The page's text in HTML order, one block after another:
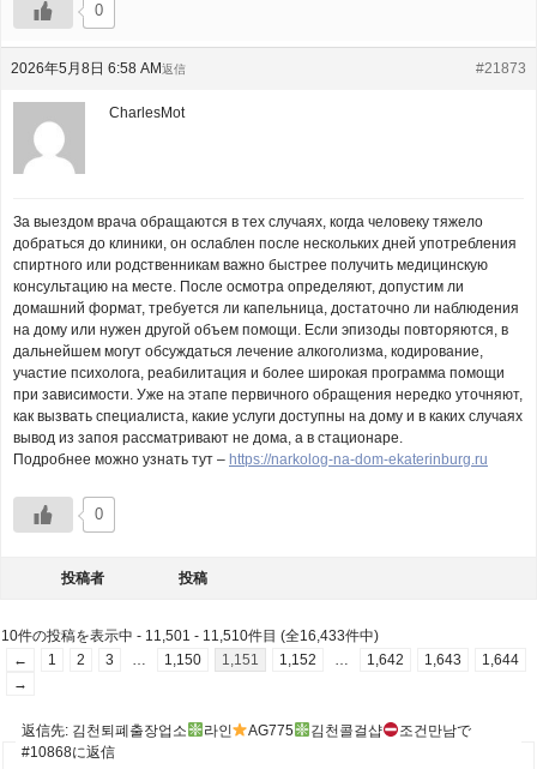
0
2026年5月8日 6:58 AM #21873
返信
CharlesMot
За выездом врача обращаются в тех случаях, когда человеку тяжело
добраться до клиники, он ослаблен после нескольких дней употребления
спиртного или родственникам важно быстрее получить медицинскую
консультацию на месте. После осмотра определяют, допустим ли
домашний формат, требуется ли капельница, достаточно ли наблюдения
на дому или нужен другой объем помощи. Если эпизоды повторяются, в
дальнейшем могут обсуждаться лечение алкоголизма, кодирование,
участие психолога, реабилитация и более широкая программа помощи
при зависимости. Уже на этапе первичного обращения нередко уточняют,
как вызвать специалиста, какие услуги доступны на дому и в каких случаях
вывод из запоя рассматривают не дома, а в стационаре.
Подробнее можно узнать тут – https://narkolog-na-dom-ekaterinburg.ru
0
投稿者 投稿
10件の投稿を表示中 - 11,501 - 11,510件目 (全16,433件中)
←
1 2 3 … 1,150 1,151 1,152 … 1,642 1,643
1,644
→
返信先: 김천퇴폐출장업소 라인 AG775 김천콜걸샵
조건만남で
#10868に返信